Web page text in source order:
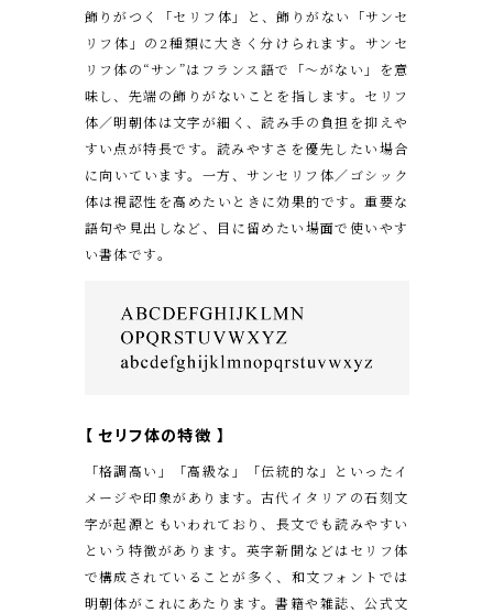
飾りがつく「セリフ体」と、飾りがない「サンセ
リフ体」の2種類に大きく分けられます。サンセ
リフ体の“サン”はフランス語で「〜がない」を意
味し、先端の飾りがないことを指します。セリフ
体／明朝体は文字が細く、読み手の負担を抑えや
すい点が特長です。読みやすさを優先したい場合
に向いています。一方、サンセリフ体／ゴシック
体は視認性を高めたいときに効果的です。重要な
語句や見出しなど、目に留めたい場面で使いやす
い書体です。
【 セリフ体の特徴 】
「格調高い」「高級な」「伝統的な」といったイ
メージや印象があります。古代イタリアの石刻文
字が起源ともいわれており、長文でも読みやすい
という特徴があります。英字新聞などはセリフ体
で構成されていることが多く、和文フォントでは
明朝体がこれにあたります。書籍や雑誌、公式文